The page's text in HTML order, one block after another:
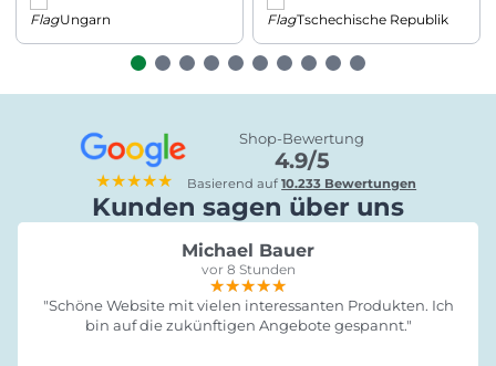
Ungarn Tschechische Republik
★★★★★
Shop-Bewertung
4.9/5
Basierend auf10.233 Bewertungen
Kunden sagen über uns
Michael Bauer
vor 8 Stunden
★★★★★
★★★★★
★★★★★
"Schöne Website mit vielen interessanten Produkten. Ich
bin auf die zukünftigen Angebote gespannt."